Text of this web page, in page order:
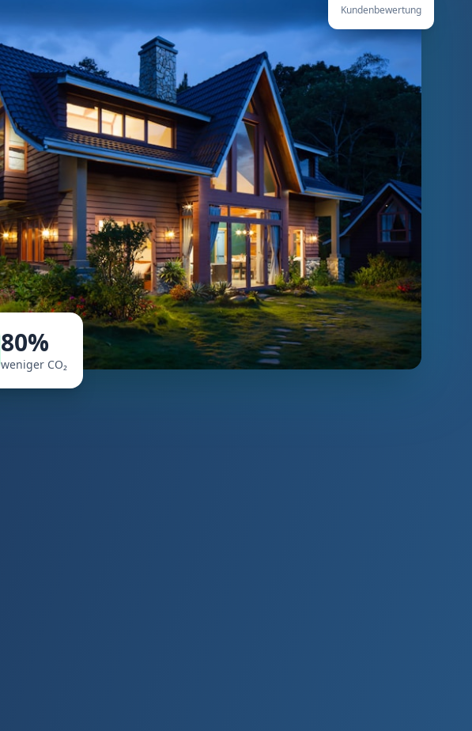
80%
weniger CO₂
Kundenbewertung